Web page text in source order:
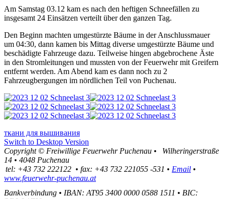
Am Samstag 03.12 kam es nach den heftigen Schneefällen zu
insgesamt 24 Einsätzen verteilt über den ganzen Tag.
Den Beginn machten umgestürzte Bäume in der Anschlussmauer
um 04:30, dann kamen bis Mittag diverse umgestürzte Bäume und
beschädigte Fahrzeuge dazu. Teilweise hingen abgebrochene Äste
in den Stromleitungen und mussten von der Feuerwehr mit Greifern
entfernt werden. Am Abend kam es dann noch zu 2
Fahrzeugbergungen im nördlichen Teil von Puchenau.
ткани для вышивания
Switch to Desktop Version
Copyright © Freiwillige Feuerwehr Puchenau •
Wilheringerstraße
14 • 4048 Puchenau
tel: +43 732 222122 • fax: +43 732 221055 -531 • Email •
www.feuerwehr-puchenau.at
Bankverbindung • IBAN: AT95 3400 0000 0588 1511 • BIC: